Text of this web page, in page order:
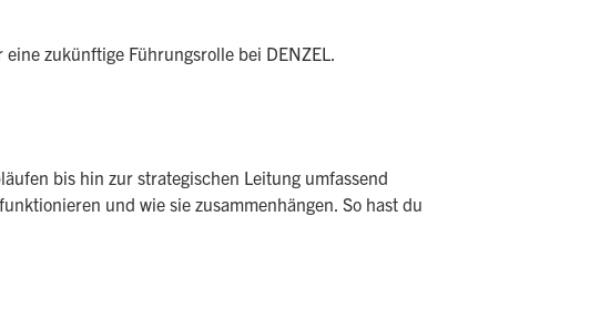
zukünftige Führungsrolle bei DENZEL.
bis hin zur strategischen Leitung umfassend
und wie sie zusammenhängen. So hast du